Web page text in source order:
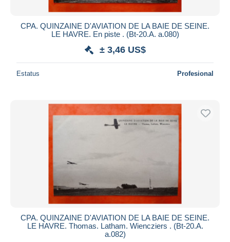
CPA. QUINZAINE D'AVIATION DE LA BAIE DE SEINE.
LE HAVRE. En piste . (Bt-20.A. a.080)
± 3,46 US$
Estatus Profesional
CPA. QUINZAINE D'AVIATION DE LA BAIE DE SEINE.
LE HAVRE. Thomas. Latham. Wiencziers . (Bt-20.A.
a.082)